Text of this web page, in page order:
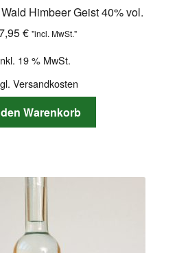
Himbeer Geist 40% vol.
€ "incl. MwSt."
19 % MwSt.
Versandkosten
Warenkorb